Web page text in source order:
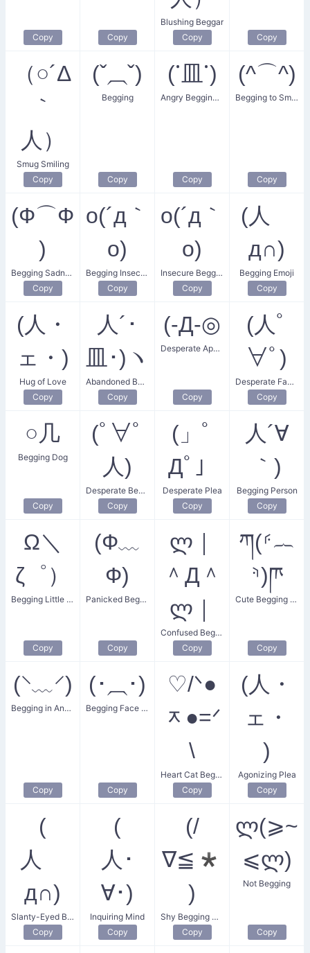
Copy Copy
Blushing Beggar
Copy
Copy
（○´Δ
｀
人）
Smug Smiling
Copy
(ˇ⏠ˇ)
Begging
Copy
(𐩐皿𐩐)
Angry Begging Face
Copy
(^⌒^)
Begging to Smile
Copy
(Ф⌒Ф
)
Begging Sadness
Copy
o(´д｀
o)
Begging Insecurity
Copy
o(´д｀
o)
Insecure Begging
Copy
(人ゝ
д∩)
Begging Emoji
Copy
(人・
ェ・)
Hug of Love
Copy
人´･
皿･)ヽ
Abandoned Beggar Wink
Copy
(-Д-◎
Desperate Appeal
Copy
(人ﾟ
∀ﾟ)
Desperate Fawn
Copy
○几
Begging Dog
Copy
(ﾟ∀ﾟ
人)
Desperate Begging
Copy
(」ﾟ
Дﾟ」
Desperate Plea
Copy
人´∀
｀)
Begging Person
Copy
Ω＼
ζ゜）
Begging Little Fish
Copy
(Ф﹏
Ф)
Panicked Begging
Copy
ლ｜
＾Д＾
ლ｜
Confused Begging Shrugs
Copy
ཀ(⸄︷
⸅)ཫ
Cute Begging Face
Copy
(⸌﹏⸍)
Begging in Anger
Copy
(･⏠･)
Begging Face with Plate
Copy
♡/ᐠ●
ᆽ●=ᐟ
\
Heart Cat Begging for Love
Copy
(人・
ェ・
)
Agonizing Plea
Copy
(
人ゝ
д∩)
Slanty-Eyed Beg
Copy
(
人･
∀･)
Inquiring Mind
Copy
(/
∇≦*
)
Shy Begging Missile
Copy
ლ(⩾~
⩽ლ)
Not Begging
Copy